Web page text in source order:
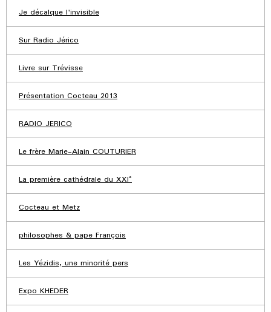
Je décalque l'invisible
Sur Radio Jérico
Livre sur Trévisse
Présentation Cocteau 2013
RADIO JERICO
Le frère Marie-Alain COUTURIER
La première cathédrale du XXI°
Cocteau et Metz
philosophes & pape François
Les Yézidis, une minorité pers
Expo KHEDER